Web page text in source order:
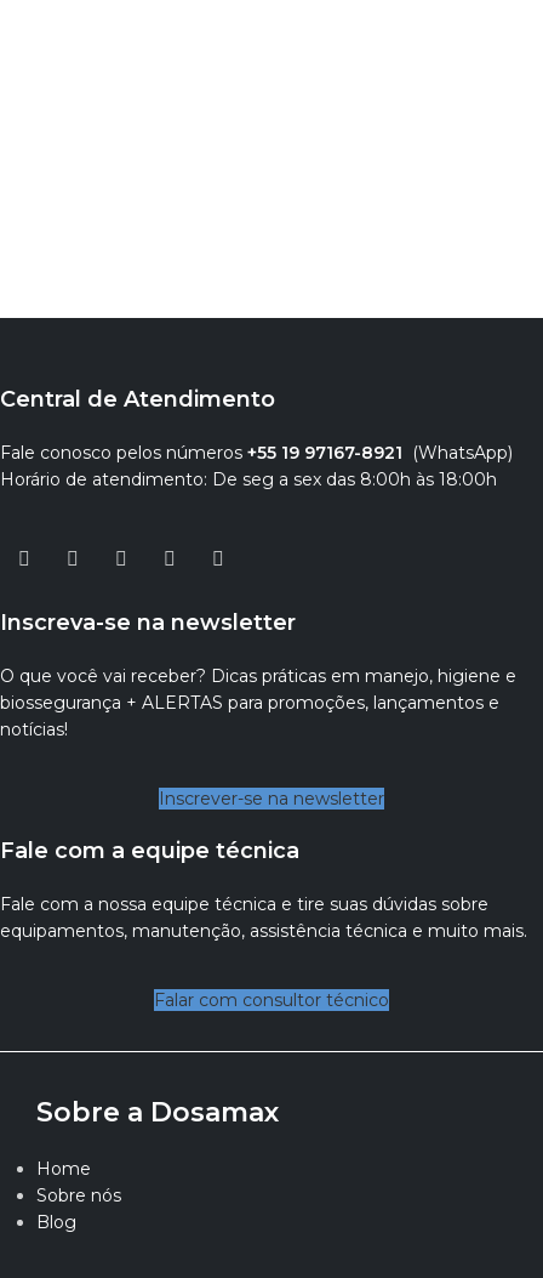
Central de Atendimento
Fale conosco pelos números +55 19 97167-8921
(WhatsApp)
Horário de atendimento: De seg a sex das 8:00h às 18:00h
Inscreva-se na newsletter
O que você vai receber? Dicas práticas em manejo, higiene e
biossegurança + ALERTAS para promoções, lançamentos e
notícias!
Inscrever-se na newsletter
Fale com a equipe técnica
Fale com a nossa equipe técnica e tire suas dúvidas sobre
equipamentos, manutenção, assistência técnica e muito mais.
Falar com consultor técnico
Sobre a Dosamax
Home
Sobre nós
Blog